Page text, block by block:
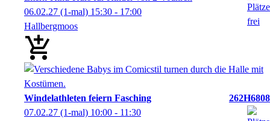
06.02.27 (1-mal) 15:30 - 17:00
Hallbergmoos
Windelathleten feiern Fasching
262H6808
07.02.27 (1-mal) 10:00 - 11:30